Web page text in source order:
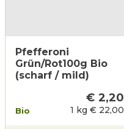
Pfefferoni
Grün/Rot100g Bio
(scharf / mild)
Bio
€ 2,20
1 kg € 22,00